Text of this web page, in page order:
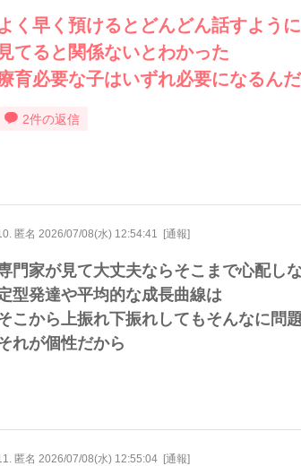
く早く預けるとどんどん話すよう
見てると関係ないとわかった
育必要な子はいずれ必要になるん
2件の返信
匿名 2026/07/08(水) 12:54:41 [通報]
門家が見て大丈夫ならそこまで心配し
型発達や平均的な成長曲線は
こから上振れ下振れしてもそんなに問
れが個性だから
匿名 2026/07/08(水) 12:55:04 [通報]